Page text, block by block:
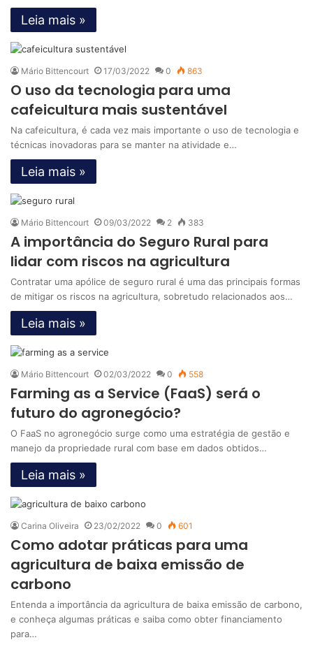
Leia mais »
Mário Bittencourt 17/03/2022 0 863
O uso da tecnologia para uma
cafeicultura mais sustentável
Na cafeicultura, é cada vez mais importante o uso de tecnologia e
técnicas inovadoras para se manter na atividade e…
Leia mais »
Mário Bittencourt 09/03/2022 2 383
A importância do Seguro Rural para
lidar com riscos na agricultura
Contratar uma apólice de seguro rural é uma das principais formas
de mitigar os riscos na agricultura, sobretudo relacionados aos…
Leia mais »
Mário Bittencourt 02/03/2022 0 558
Farming as a Service (FaaS) será o
futuro do agronegócio?
O FaaS no agronegócio surge como uma estratégia de gestão e
manejo da propriedade rural com base em dados obtidos…
Leia mais »
Carina Oliveira 23/02/2022 0 601
Como adotar práticas para uma
agricultura de baixa emissão de
carbono
Entenda a importância da agricultura de baixa emissão de carbono,
e conheça algumas práticas e saiba como obter financiamento
para…